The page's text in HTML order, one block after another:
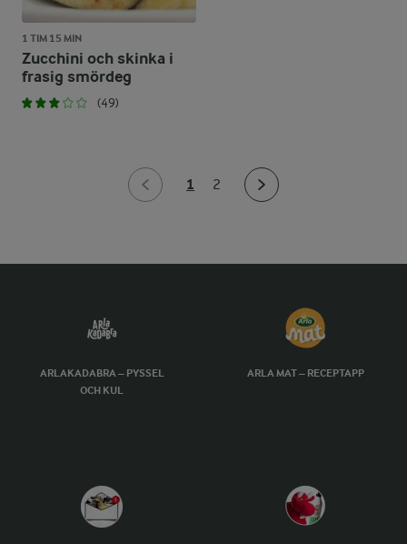
1 TIM 15 MIN
Zucchini och skinka i
frasig smördeg
(49)
1 2
ARLAKADABRA – PYSSEL
OCH KUL
ARLA MAT – RECEPTAPP